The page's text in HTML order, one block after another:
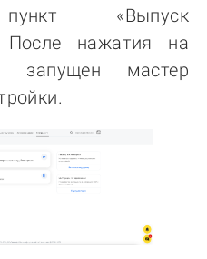
«Выпуск
После нажатия на
запущен мастер